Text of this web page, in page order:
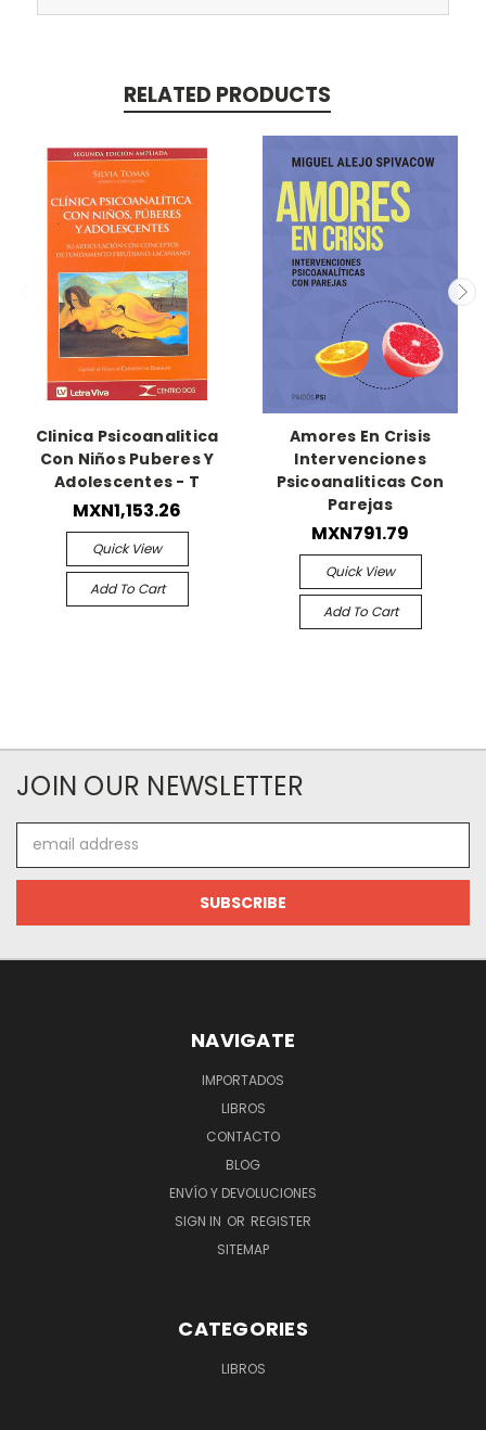
RELATED PRODUCTS
Clinica Psicoanalitica
Con Niños Puberes Y
Adolescentes - T
MXN1,153.26
Quick View
Add To Cart
Amores En Crisis
Intervenciones
Psicoanaliticas Con
Parejas
MXN791.79
Quick View
Add To Cart
JOIN OUR NEWSLETTER
Address
NAVIGATE
IMPORTADOS
LIBROS
CONTACTO
BLOG
ENVÍO Y DEVOLUCIONES
SIGN IN OR REGISTER
SITEMAP
CATEGORIES
LIBROS